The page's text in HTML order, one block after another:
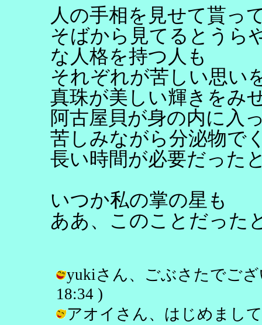
人の手相を見せて貰っ
そばから見てるとうら
な人格を持つ人も
それぞれが苦しい思い
真珠が美しい輝きをみ
阿古屋貝が身の内に入
苦しみながら分泌物で
長い時間が必要だった
いつか私の掌の星も
ああ、このことだった
yukiさん、ごぶさたでござ
18:34 )
アオイさん、はじめまし